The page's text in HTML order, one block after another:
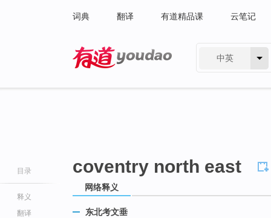
词典 翻译 有道精品课 云笔记
中英
目录
释义
翻译
coventry north east
网络释义
东北考文垂